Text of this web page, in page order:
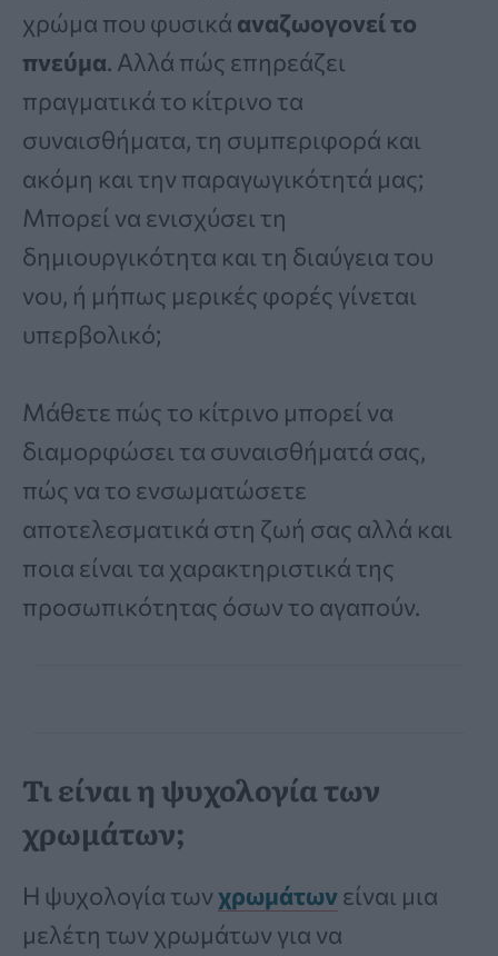
χρώμα που φυσικά αναζωογονεί το
πνεύμα. Αλλά πώς επηρεάζει
πραγματικά το κίτρινο τα
συναισθήματα, τη συμπεριφορά και
ακόμη και την παραγωγικότητά μας;
Μπορεί να ενισχύσει τη
δημιουργικότητα και τη διαύγεια του
νου, ή μήπως μερικές φορές γίνεται
υπερβολικό;
Μάθετε πώς το κίτρινο μπορεί να
διαμορφώσει τα συναισθήματά σας,
πώς να το ενσωματώσετε
αποτελεσματικά στη ζωή σας αλλά και
ποια είναι τα χαρακτηριστικά της
προσωπικότητας όσων το αγαπούν.
Τι είναι η ψυχολογία των
χρωμάτων;
Η ψυχολογία τωνχρωμάτωνείναι μια
μελέτη των χρωμάτων για να